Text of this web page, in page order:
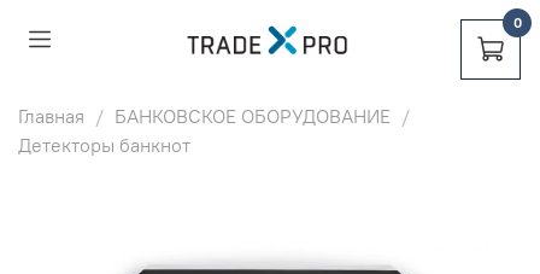
0
Главная
БАНКОВСКОЕ ОБОРУДОВАНИЕ
Детекторы банкнот
0